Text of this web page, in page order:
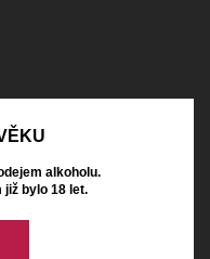
alkoholu.
již bylo 18 let.